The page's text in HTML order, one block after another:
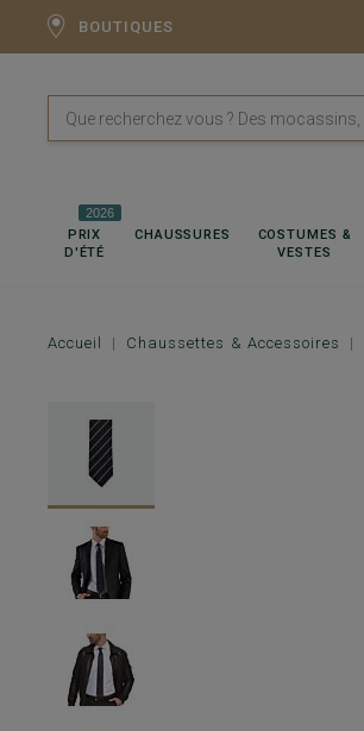
BOUTIQUES
PRIX
D'ÉTÉ
2026
CHAUSSURES
COSTUMES &
VESTES
Accueil Chaussettes & Accessoires